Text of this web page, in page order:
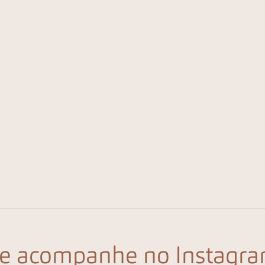
acompanhe no